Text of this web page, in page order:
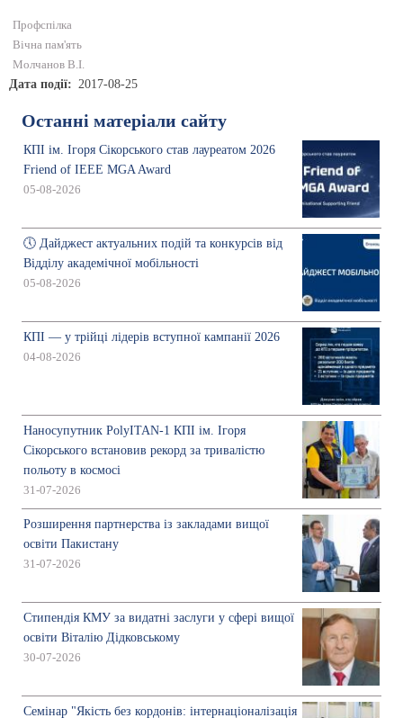
Профспілка
Вічна пам'ять
Молчанов В.І.
Дата події 2017-08-25
Останні матеріали сайту
КПІ ім. Ігоря Сікорського став лауреатом 2026
Friend of IEEE MGA Award
05-08-2026
🕔 Дайджест актуальних подій та конкурсів від
Відділу академічної мобільності
05-08-2026
КПІ — у трійці лідерів вступної кампанії 2026
04-08-2026
Наносупутник PolyITAN-1 КПІ ім. Ігоря
Сікорського встановив рекорд за тривалістю
польоту в космосі
31-07-2026
Розширення партнерства із закладами вищої
освіти Пакистану
31-07-2026
Стипендія КМУ за видатні заслуги у сфері вищої
освіти Віталію Дідковському
30-07-2026
Семінар "Якість без кордонів: інтернаціоналізація